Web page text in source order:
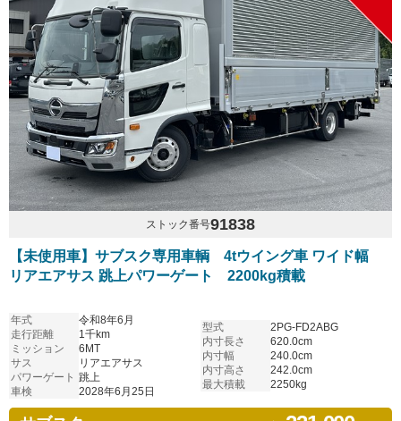
ストック番号91838
【未使用車】サブスク専用車輌 4tウイング車 ワイド幅
リアエアサス 跳上パワーゲート 2200kg積載
年式
令和8年6月
走行距離
1千km
ミッション
6MT
サス
リアエアサス
パワーゲート 跳上
車検
2028年6月25日
型式
2PG-FD2ABG
内寸長さ
620.0cm
内寸幅
240.0cm
内寸高さ
242.0cm
最大積載
2250kg